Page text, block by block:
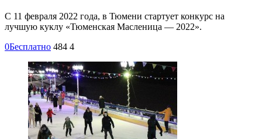
С 11 февраля 2022 года, в Тюмени стартует конкурс на
лучшую куклу «Тюменская Масленица — 2022».
0Бесплатно 484 4